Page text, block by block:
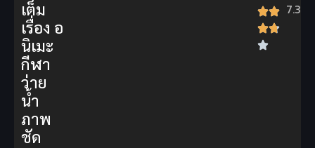
7.3
เต็ม
เรื่อง อ
นิเมะ
กีฬา
ว่าย
น้ำ
ภาพ
ชัด